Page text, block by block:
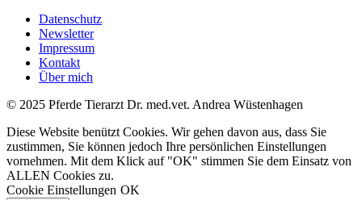
Datenschutz
Newsletter
Impressum
Kontakt
Über mich
© 2025 Pferde Tierarzt Dr. med.vet. Andrea Wüstenhagen
Diese Website benützt Cookies. Wir gehen davon aus, dass Sie
zustimmen, Sie können jedoch Ihre persönlichen Einstellungen
vornehmen. Mit dem Klick auf "OK" stimmen Sie dem Einsatz von
ALLEN Cookies zu.
Cookie Einstellungen OK